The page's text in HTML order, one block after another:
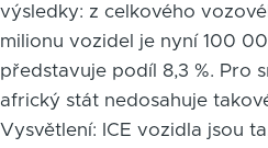
výsledky: z celkového
milionu vozidel je nyní 100
představuje podíl 8,3 %. Pro
africký stát nedosahuje
Vysvětlení: ICE vozidla jsou